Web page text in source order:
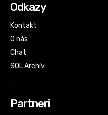
Odkazy
Kontakt
O nás
Chat
SOL Archív
Partneri